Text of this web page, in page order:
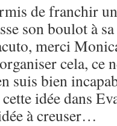
de franchir
son boulot à
merci
cela, ce
suis bien
idée dans
à creuser…